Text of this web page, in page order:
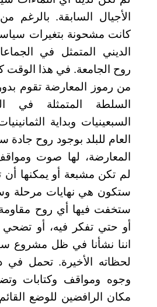
الأجيال السابقة. بالرغم
كانت مشحونة بتغيرات
الديني المتمثل في
روح الجامعة. في هذا
من رموز المعارضة تقوم
السلطة المتمثلة في
السبعينيات وبداية
العام للبلد بوجود روح جادة
المعارضة، لها صوت
لم تكن مشبعة أو يمكنها أن
ستكون هي نهايات مرحلة
ستخفت فيها أي روح مقاومة
أو حتي تفكر فيه، أو تضحي
اننا نشأنا في ظل مشروع
لحظاته الأخيرة. تحمل
وجوه ومواقف وكتابات
مكان الرافضين للوضع